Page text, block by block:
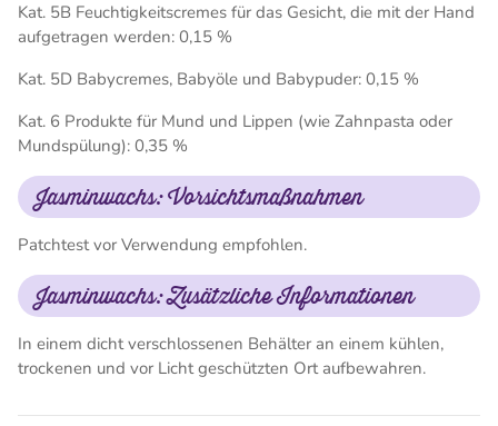
Kat. 5B Feuchtigkeitscremes für das Gesicht, die mit der Hand
aufgetragen werden: 0,15 %
Kat. 5D Babycremes, Babyöle und Babypuder: 0,15 %
Kat. 6 Produkte für Mund und Lippen (wie Zahnpasta oder
Mundspülung): 0,35 %
Jasminwachs: Vorsichtsmaßnahmen
Patchtest vor Verwendung empfohlen.
Jasminwachs: Zusätzliche Informationen
In einem dicht verschlossenen Behälter an einem kühlen,
trockenen und vor Licht geschützten Ort aufbewahren.